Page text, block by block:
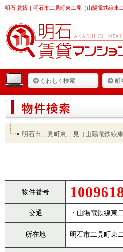
明石 賃貸 ｜明石市二見町東二見（山陽電鉄線
くわしく検索 町
明石市二見町東二見（山陽電鉄線
物件番号
交通 ・山陽電鉄線東
所在地 明石市二見町東